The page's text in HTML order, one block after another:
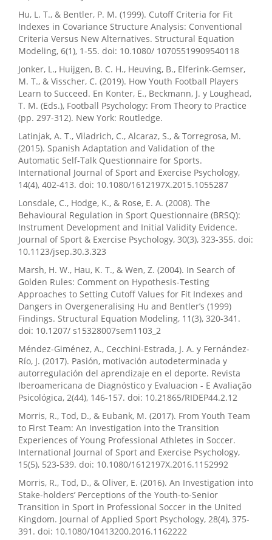
Hu, L. T., & Bentler, P. M. (1999). Cutoff Criteria for Fit
Indexes in Covariance Structure Analysis: Conventional
Criteria Versus New Alternatives. Structural Equation
Modeling, 6(1), 1-55. doi: 10.1080/ 10705519909540118
Jonker, L., Huijgen, B. C. H., Heuving, B., Elferink-Gemser,
M. T., & Visscher, C. (2019). How Youth Football Players
Learn to Succeed. En Konter, E., Beckmann, J. y Loughead,
T. M. (Eds.), Football Psychology: From Theory to Practice
(pp. 297-312). New York: Routledge.
Latinjak, A. T., Viladrich, C., Alcaraz, S., & Torregrosa, M.
(2015). Spanish Adaptation and Validation of the
Automatic Self-Talk Questionnaire for Sports.
International Journal of Sport and Exercise Psychology,
14(4), 402-413. doi: 10.1080/1612197X.2015.1055287
Lonsdale, C., Hodge, K., & Rose, E. A. (2008). The
Behavioural Regulation in Sport Questionnaire (BRSQ):
Instrument Development and Initial Validity Evidence.
Journal of Sport & Exercise Psychology, 30(3), 323-355. doi:
10.1123/jsep.30.3.323
Marsh, H. W., Hau, K. T., & Wen, Z. (2004). In Search of
Golden Rules: Comment on Hypothesis-Testing
Approaches to Setting Cutoff Values for Fit Indexes and
Dangers in Overgeneralising Hu and Bentler’s (1999)
Findings. Structural Equation Modeling, 11(3), 320-341.
doi: 10.1207/ s15328007sem1103_2
Méndez-Giménez, A., Cecchini-Estrada, J. A. y Fernández-
Río, J. (2017). Pasión, motivación autodeterminada y
autorregulación del aprendizaje en el deporte. Revista
Iberoamericana de Diagnóstico y Evaluacion - E Avaliação
Psicológica, 2(44), 146-157. doi: 10.21865/RIDEP44.2.12
Morris, R., Tod, D., & Eubank, M. (2017). From Youth Team
to First Team: An Investigation into the Transition
Experiences of Young Professional Athletes in Soccer.
International Journal of Sport and Exercise Psychology,
15(5), 523-539. doi: 10.1080/1612197X.2016.1152992
Morris, R., Tod, D., & Oliver, E. (2016). An Investigation into
Stake-holders’ Perceptions of the Youth-to-Senior
Transition in Sport in Professional Soccer in the United
Kingdom. Journal of Applied Sport Psychology, 28(4), 375-
391. doi: 10.1080/10413200.2016.1162222